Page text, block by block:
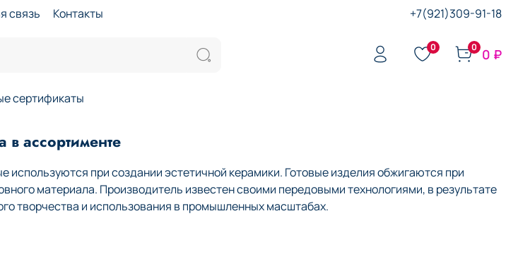
связь Контакты +7(921)309-91-18
0 0 0 ₽
сертификаты
ассортименте
при создании эстетичной керамики. Готовые изделия обжигаются при
материала. Производитель известен своими передовыми технологиями, в результате
творчества и использования в промышленных масштабах.